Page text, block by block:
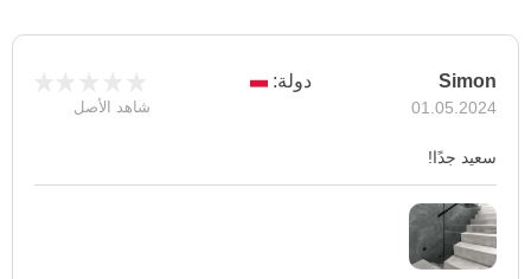
Simon
01.05.2024
دولة:
شاهد الأصل
سعيد جدًا!